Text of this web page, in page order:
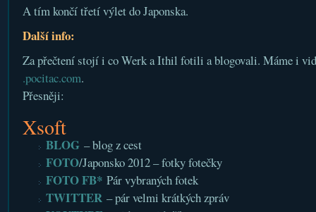
A tím končí třetí výlet do Japonska.
Další info:
Za přečtení stojí i co Werk a Ithil fotili a blogovali. Máme i
.pocitac.com.
Přesněji:
Xsoft
BLOG– blog z cest
FOTO/Japonsko 2012 – fotky fotečky
FOTO FB*Pár vybraných fotek
TWITTER– pár velmi krátkých zpráv